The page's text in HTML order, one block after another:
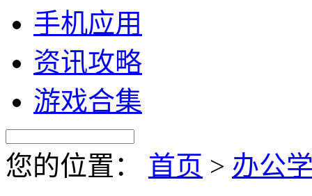
手机应用
资讯攻略
游戏合集
您的位置： 首页 > 办公